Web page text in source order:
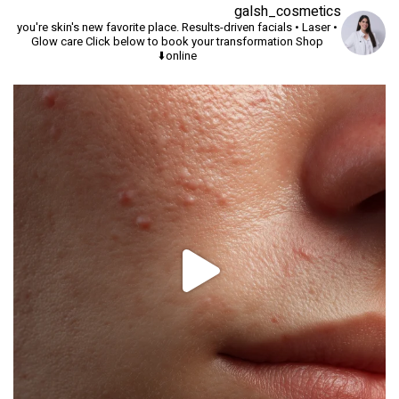
galsh_cosmetics
you're skin's new favorite place.Results-driven facials • Laser •
Glow careClick below to book your transformation Shop
online⬇️